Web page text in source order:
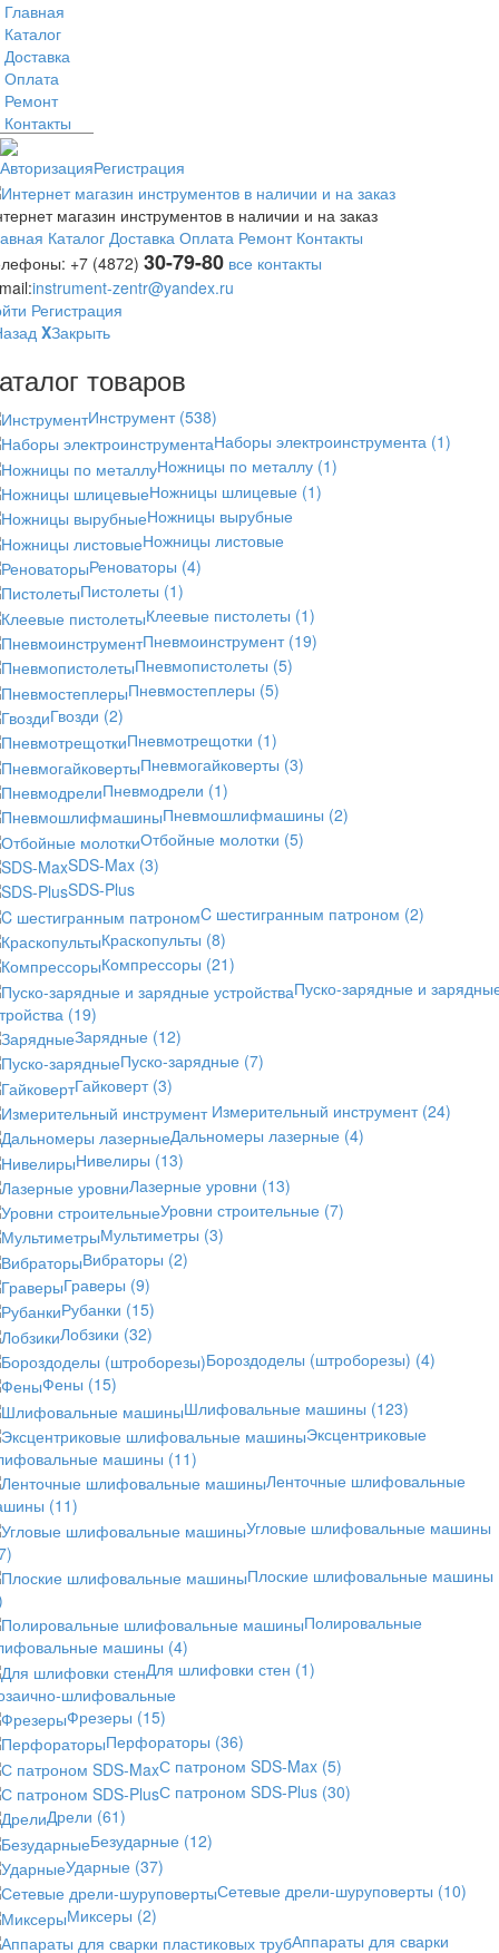
Главная
Каталог
Доставка
Оплата
Ремонт
Контакты
АвторизацияРегистрация
магазин инструментов в наличии и на заказ
Каталог Доставка Оплата Ремонт Контакты
+7 (4872) 30-79-80 все контакты
instrument-zentr@yandex.ru
Регистрация
XЗакрыть
товаров
Инструмент (538)
Наборы электроинструмента (1)
Ножницы по металлу (1)
Ножницы шлицевые (1)
Ножницы вырубные
Ножницы листовые
Реноваторы (4)
Пистолеты (1)
Клеевые пистолеты (1)
Пневмоинструмент (19)
Пневмопистолеты (5)
Пневмостеплеры (5)
Гвозди (2)
Пневмотрещотки (1)
Пневмогайковерты (3)
Пневмодрели (1)
Пневмошлифмашины (2)
Отбойные молотки (5)
SDS-Max (3)
SDS-Plus
C шестигранным патроном (2)
Краскопульты (8)
Компрессоры (21)
Пуско-зарядные и
(19)
Зарядные (12)
Пуско-зарядные (7)
Гайковерт (3)
Измерительный инструмент (24)
Дальномеры лазерные (4)
Нивелиры (13)
Лазерные уровни (13)
Уровни строительные (7)
Мультиметры (3)
Вибраторы (2)
Граверы (9)
Рубанки (15)
Лобзики (32)
Бороздоделы (штроборезы) (4)
Фены (15)
Шлифовальные машины (123)
Эксцентриковые
машины (11)
Ленточные шлифовальные
(11)
Угловые шлифовальные машины
Плоские шлифовальные машины
Полировальные
машины (4)
Для шлифовки стен (1)
шлифовальные
Фрезеры (15)
Перфораторы (36)
С патроном SDS-Max (5)
С патроном SDS-Plus (30)
Дрели (61)
Безударные (12)
Ударные (37)
Сетевые дрели-шуруповерты (10)
Миксеры (2)
Аппараты для сварки